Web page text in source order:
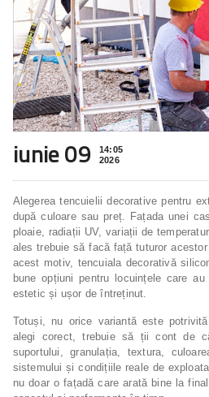
iunie 09
14:05
2026
Alegerea tencuielii decorative pentru
după culoare sau preț. Fațada unei
ploaie, radiații UV, variații de
ales trebuie să facă față tuturor
acest motiv, tencuiala decorativă
bune opțiuni pentru locuințele care
estetic și ușor de întreținut.
Totuși, nu orice variantă este
alegi corect, trebuie să ții cont de
suportului, granulația, textura,
sistemului și condițiile reale de
nu doar o fațadă care arată bine la